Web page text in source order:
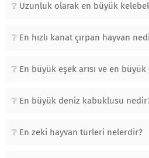
Uzunluk olarak en büyük
En hızlı kanat çırpan hayvan
En büyük eşek arısı ve en
En büyük deniz kabuklusu
En zeki hayvan türleri nelerdir?